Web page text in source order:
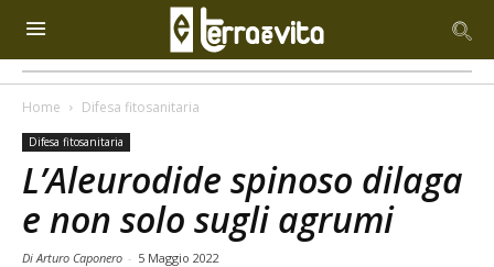
Home Difesa fitosanitaria
Difesa fitosanitaria
L’Aleurodide spinoso dilaga
e non solo sugli agrumi
Di Arturo Caponero - 5 Maggio 2022